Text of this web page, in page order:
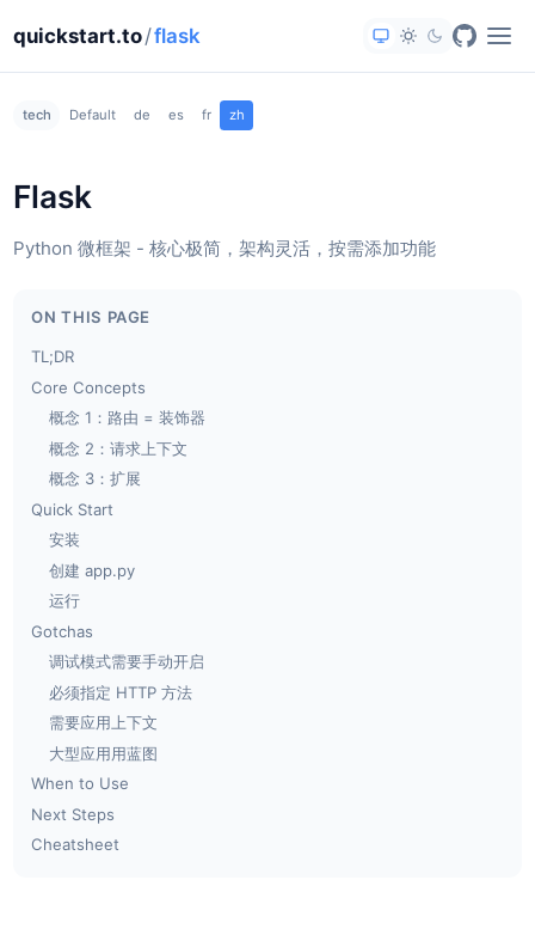
quickstart.to/flask
tech Default de es fr zh
Flask
Python 微框架 - 核心极简，架构灵活，按需添加功能
ON THIS PAGE
TL;DR
Core Concepts
概念 1：路由 = 装饰器
概念 2：请求上下文
概念 3：扩展
Quick Start
安装
创建 app.py
运行
Gotchas
调试模式需要手动开启
必须指定 HTTP 方法
需要应用上下文
大型应用用蓝图
When to Use
Next Steps
Cheatsheet